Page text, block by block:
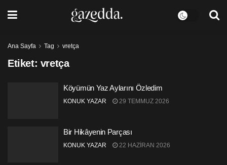
Ana Sayfa Tag vretça
Etiket: vretça
Köyümün Yaz Aylarını Özledim
KONUK YAZAR 29 TEMMUZ 2026
Bir Hikâyenin Parçası
KONUK YAZAR 22 HAZIRAN 2026